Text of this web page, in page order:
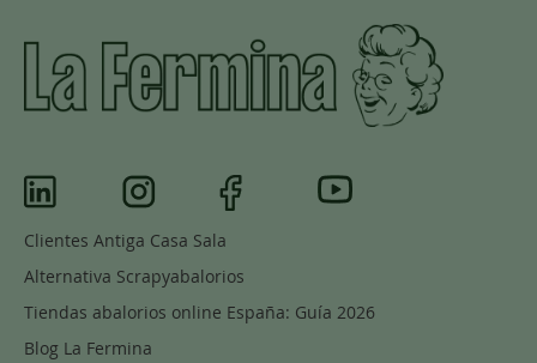
Clientes Antiga Casa Sala
Alternativa Scrapyabalorios
Tiendas abalorios online España: Guía 2026
Blog La Fermina